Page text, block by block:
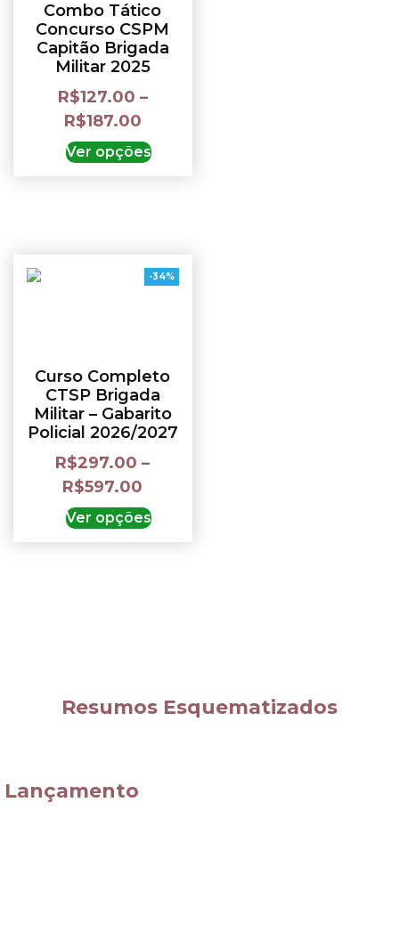
Combo Tático
Concurso CSPM
Capitão Brigada
Militar 2025
R$127.00 –
R$187.00
Ver opções
-34%
Curso Completo
CTSP Brigada
Militar – Gabarito
Policial 2026/2027
R$297.00 –
R$597.00
Ver opções
Resumos Esquematizados
Lançamento